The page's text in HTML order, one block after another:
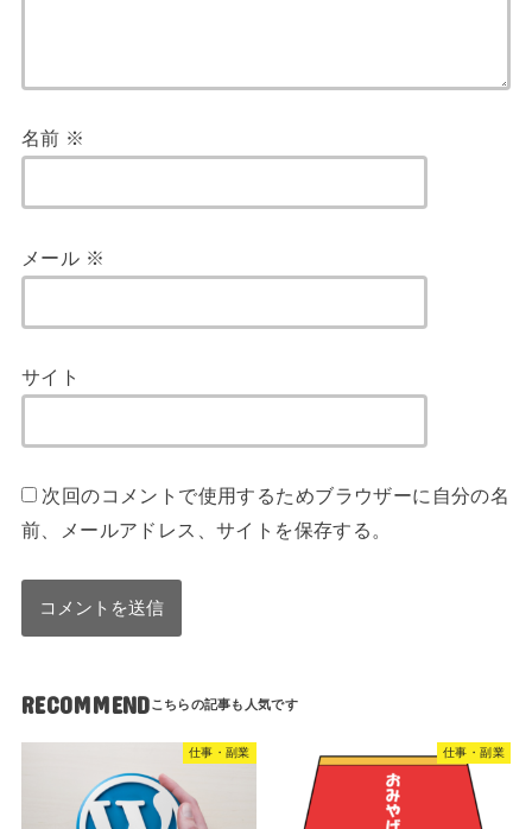
名前 ※
メール ※
サイト
次回のコメントで使用するためブラウザーに自分の名
前、メールアドレス、サイトを保存する。
RECOMMEND
仕事・副業 仕事・副業